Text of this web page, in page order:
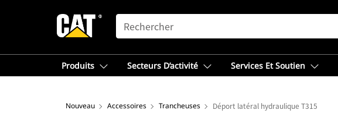
SEARCH
Produits Secteurs D’activité Services Et Soutien
Nouveau Accessoires Trancheuses Déport latéral hydraulique T315